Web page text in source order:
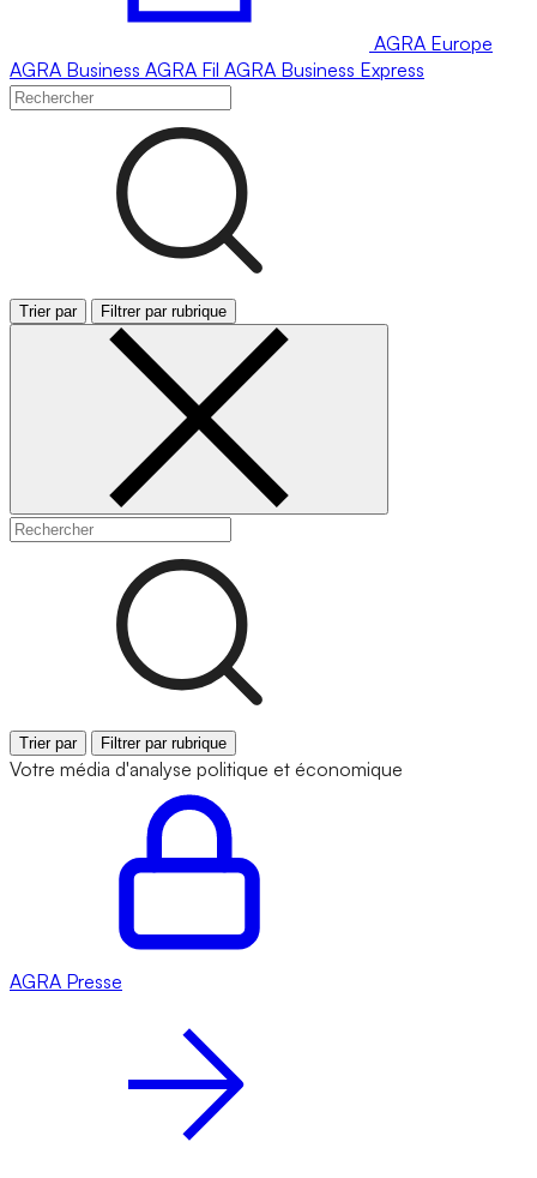
AGRA Europe
AGRA Business AGRA Fil AGRA Business Express
Trier par Filtrer par rubrique
Trier par Filtrer par rubrique
Votre média d'analyse politique et économique
AGRA Presse